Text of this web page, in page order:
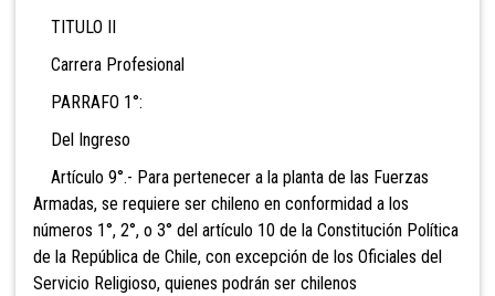
TITULO II
Carrera Profesional
PARRAFO 1°:
Del Ingreso
Artículo 9°.- Para pertenecer a la planta de las Fuerzas
Armadas, se requiere ser chileno en conformidad a los
números 1°, 2°, o 3° del artículo 10 de la Constitución Política
de la República de Chile, con excepción de los Oficiales del
Servicio Religioso, quienes podrán ser chilenos